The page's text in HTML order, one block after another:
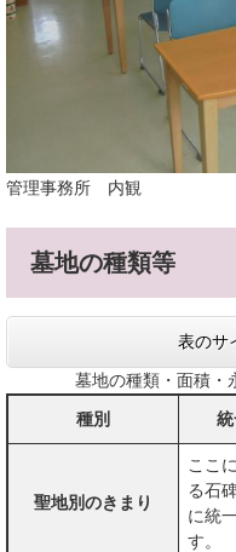
管理事務所 内観
墓地の種類等
表のサ
墓地の種類・面積・
種別
聖地別のきまり
ここ
る石
に統
す。